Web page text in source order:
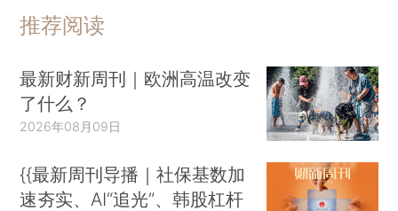
推荐阅读
最新财新周刊｜欧洲高温改变
了什么？
2026年08月09日
{{最新周刊导播｜社保基数加
速夯实、AI“追光”、韩股杠杆